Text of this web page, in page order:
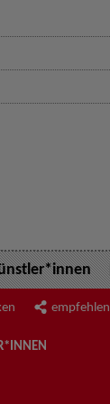
empfehlen